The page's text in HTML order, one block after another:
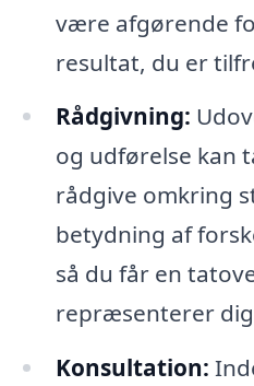
være afgørende
resultat, du er
Rådgivning:
og udførelse kan
rådgive omkring
betydning af
så du får en
repræsenterer
Konsultation: